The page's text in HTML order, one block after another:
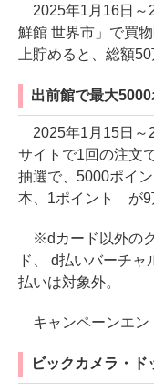
2025年1月16日～
鮮館 世界市」で買
上貯めると、総額
出前館で最大5000
2025年1月15日～
サイトで1回の注文
抽選で、5000ポイ
本、1ポイント が9
※dカード以外のク
ド、 d払いバーチ
払いは対象外。
キャンペーンエン
ビックカメラ・ド